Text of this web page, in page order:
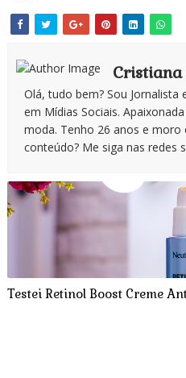
Olá, tudo bem? Sou Jornalista
em Mídias Sociais.
moda. Tenho 26 anos e moro
conteúdo? Me siga nas redes
Testei Retinol Boost Creme